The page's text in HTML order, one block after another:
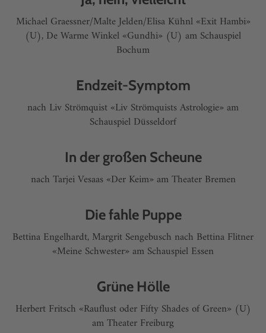
Michael Graessner/Malte Jelden/Elisa Kühnl «Exit Hambi»
(U), De Warme Winkel «Gundhi» (U) am Schauspiel
Bochum
Endzeit-Symptom
nach Liv Strömquist «Liv Strömquists Astrologie» am
Schauspiel Düsseldorf
In der großen Scheune
nach Tarjei Vesaas «Der Keim» am Theater Bremen
Die fahle Puppe
Bettina Engelhardt, Margrit Sengebusch nach Bettina Flitner
«Meine Schwester» am Schauspiel Essen
Grüne Hölle
Herbert Fritsch «Rauflust oder Fifty Shades of Green» (U)
am Theater Freiburg